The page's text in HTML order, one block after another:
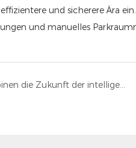
und sicherere Ära ein.
Können KI-Fotokabinen die Zukunft der intelligenten Fotografie einläuten?